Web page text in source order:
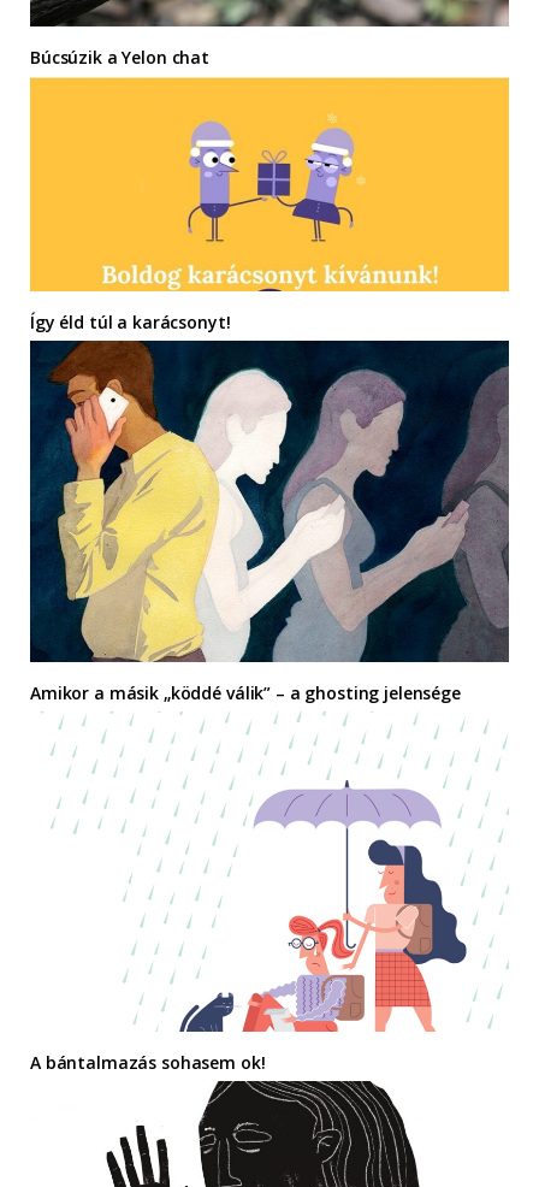
Búcsúzik a Yelon chat
Így éld túl a karácsonyt!
Amikor a másik „köddé válik” – a ghosting jelensége
A bántalmazás sohasem ok!